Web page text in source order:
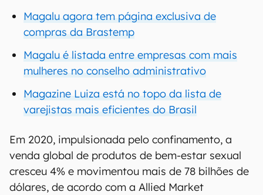
Magalu agora tem página exclusiva de
compras da Brastemp
Magalu é listada entre empresas com mais
mulheres no conselho administrativo
Magazine Luiza está no topo da lista de
varejistas mais eficientes do Brasil
Em 2020, impulsionada pelo confinamento, a
venda global de produtos de bem-estar sexual
cresceu 4% e movimentou mais de 78 bilhões de
dólares, de acordo com a Allied Market